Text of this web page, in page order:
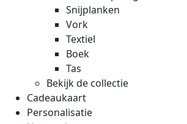
Snijplanken
Vork
Textiel
Boek
Tas
Bekijk de collectie
Cadeaukaart
Personalisatie